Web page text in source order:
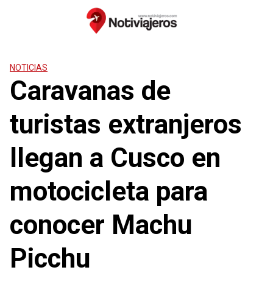
NOTICIAS
Caravanas de
turistas extranjeros
llegan a Cusco en
motocicleta para
conocer Machu
Picchu